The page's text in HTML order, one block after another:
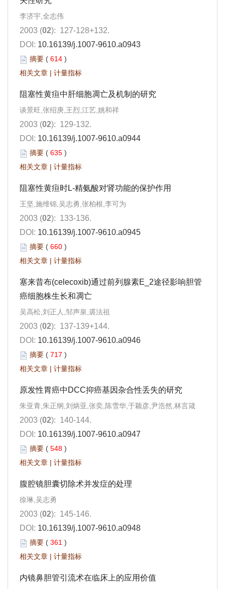
李济宇,全志伟
2003 (02): 127-128+132.
DOI: 10.16139/j.1007-9610.a0943
摘要 ( 614 )
相关文章 | 计量指标
阻塞性黄疸中肝细胞凋亡及机制的研究
谈景旺,张绍庚,王烈,江艺,姚和祥
2003 (02): 129-132.
DOI: 10.16139/j.1007-9610.a0944
摘要 ( 635 )
相关文章 | 计量指标
阻塞性黄疸时L-精氨酸对肾功能的保护作用
王坚,施维锦,吴志勇,张柏根,李可为
2003 (02): 133-136.
DOI: 10.16139/j.1007-9610.a0945
摘要 ( 660 )
相关文章 | 计量指标
塞来昔布(celecoxib)通过前列腺素E_2途径影响胆管
癌细胞株生长和凋亡
吴高松,刘正人,邹声泉,裘法祖
2003 (02): 137-139+144.
DOI: 10.16139/j.1007-9610.a0946
摘要 ( 717 )
相关文章 | 计量指标
原发性胃癌中DCC抑癌基因杂合性丢失的研究
朱亚青,朱正纲,刘炳亚,张奕,陈雪华,于颖彦,尹浩然,林言箴
2003 (02): 140-144.
DOI: 10.16139/j.1007-9610.a0947
摘要 ( 548 )
相关文章 | 计量指标
腹腔镜胆囊切除术并发症的处理
徐琳,吴志勇
2003 (02): 145-146.
DOI: 10.16139/j.1007-9610.a0948
摘要 ( 361 )
相关文章 | 计量指标
内镜鼻胆管引流术在临床上的应用价值